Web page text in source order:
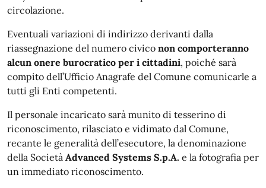
circolazione.
Eventuali variazioni di indirizzo derivanti dalla
riassegnazione del numero civico non comporteranno
alcun onere burocratico per i cittadini, poiché sarà
compito dell’Ufficio Anagrafe del Comune comunicarle a
tutti gli Enti competenti.
Il personale incaricato sarà munito di tesserino di
riconoscimento, rilasciato e vidimato dal Comune,
recante le generalità dell’esecutore, la denominazione
della Società Advanced Systems S.p.A. e la fotografia per
un immediato riconoscimento.